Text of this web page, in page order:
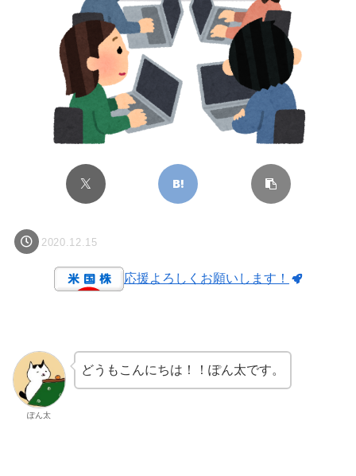
2020.12.15
応援よろしくお願いします！
ぽん太
どうもこんにちは！！ぽん太です。